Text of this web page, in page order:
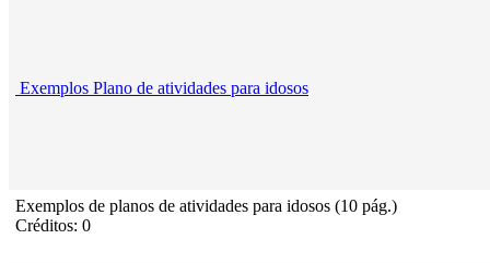
Exemplos Plano de atividades para idosos
Exemplos de planos de atividades para idosos (10 pág.)
Créditos: 0